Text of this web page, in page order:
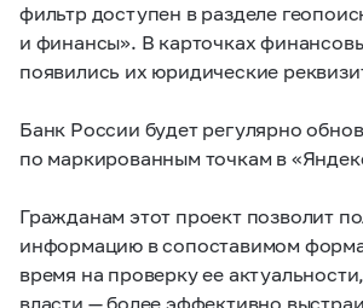
фильтр доступен в разделе
и финансы». В карточках
появились их юридические
Банк России будет регулярно
по маркированным точкам в
Гражданам этот проект позволит
информацию в сопоставимом
время на проверку ее
власти — более эффективно